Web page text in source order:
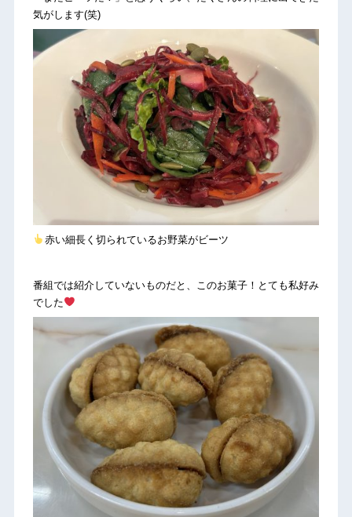
気がします(笑)
赤い細長く切られているお野菜がビーツ
番組では紹介していないものだと、このお菓子！とても私好み
でした